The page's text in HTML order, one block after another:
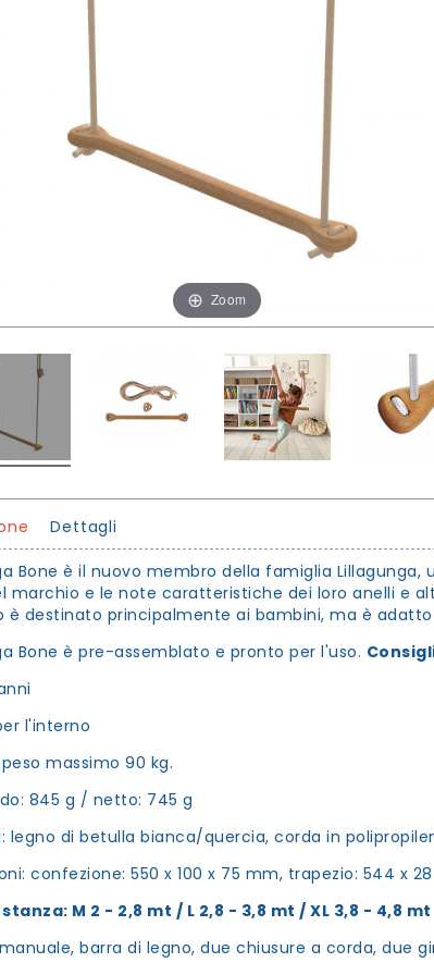
Zoom
Dettagli
Bone è il nuovo membro della famiglia
marchio e le note caratteristiche dei loro anelli e
è destinato principalmente ai bambini, ma è
Bone è pre-assemblato e pronto per l'uso.
l'interno
massimo 90 kg.
845 g / netto: 745 g
legno di betulla bianca/quercia, corda in
confezione: 550 x 100 x 75 mm, trapezio: 544 x
M 2 - 2,8 mt / L 2,8 - 3,8 mt / XL 3,8 - 4,8 mt
barra di legno, due chiusure a corda, due